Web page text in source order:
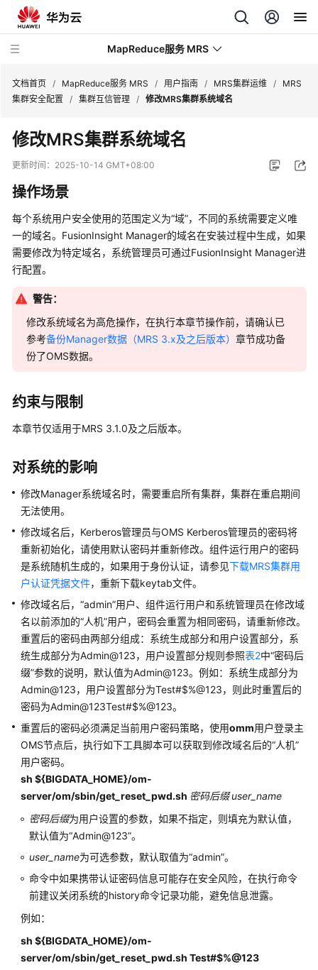
MapReduce服务 MRS
新
动
务
公
告
品
介
绍
说
速
入
门
用
户
指
南
准
备
工
作
MRS
集
规
划
购
买
集
群
安
装
集
群
文档首页 / MapReduce服务 MRS / 用户指南 / MRS集群运维 /
MRS
集群安全配置
/ 集群互信管理 / 修改MRS集群系统域名
修改MRS集群系统域名
更新时间： 2025-10-14 GMT+08:00
操作场景
每个系统用户安全使用的范围定义为“域”，不同的系统需要定义唯
一的域名。FusionInsight Manager的域名在安装过程中生成，如果
需要修改为特定域名，系统管理员可通过FusionInsight Manager进
行配置。
警告：
修改系统域名为高危操作，在执行本章节操作前，请确认已
参考备份Manager数据（MRS 3.x及之后版本） 章节成功备
份了OMS数据。
约束与限制
本章节仅适用于MRS 3.1.0及之后版本。
对系统的影响
修改Manager系统域名时，需要重启所有集群，集群在重启期间
无法使用。
修改域名后，Kerberos管理员与OMS Kerberos管理员的密码将
重新初始化，请使用默认密码并重新修改。组件运行用户的密码
是系统随机生成的，如果用于身份认证，请参见下载MRS集群用
户认证凭据文件，重新下载keytab文件。
修改域名后，“admin”用户、组件运行用户和系统管理员在修改域
名以前添加的“人机”用户，密码会重置为相同密码，请重新修改。
重置后的密码由两部分组成：系统生成部分和用户设置部分，系
统生成部分为Admin@123，用户设置部分规则参照表2中“密码后
缀”参数的说明，默认值为Admin@123。例如：系统生成部分为
Admin@123，用户设置部分为Test#$%@123，则此时重置后的
密码为Admin@123Test#$%@123。
重置后的密码必须满足当前用户密码策略，使用omm用户登录主
OMS节点后，执行如下工具脚本可以获取到修改域名后的“人机”
用户密码。
sh ${BIGDATA_HOME}/om-
server/om/sbin/get_reset_pwd.sh 密码后缀user_name
密码后缀为用户设置的参数，如果不指定，则填充为默认值，
默认值为“Admin@123”。
user_name为可选参数，默认取值为“admin”。
命令中如果携带认证密码信息可能存在安全风险，在执行命令
前建议关闭系统的history命令记录功能，避免信息泄露。
例如：
sh ${BIGDATA_HOME}/om-
server/om/sbin/get_reset_pwd.sh Test#$%@123